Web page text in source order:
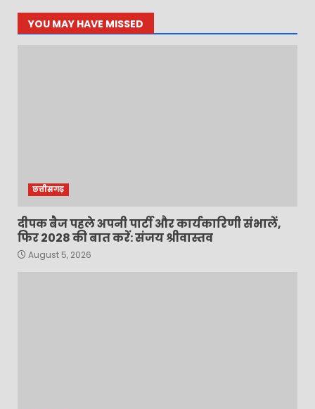
YOU MAY HAVE MISSED
छत्तीसगढ़
दीपक बैज पहले अपनी पार्टी और कार्यकारिणी संभालें,
फिर 2028 की बात करें: संजय श्रीवास्तव
August 5, 2026